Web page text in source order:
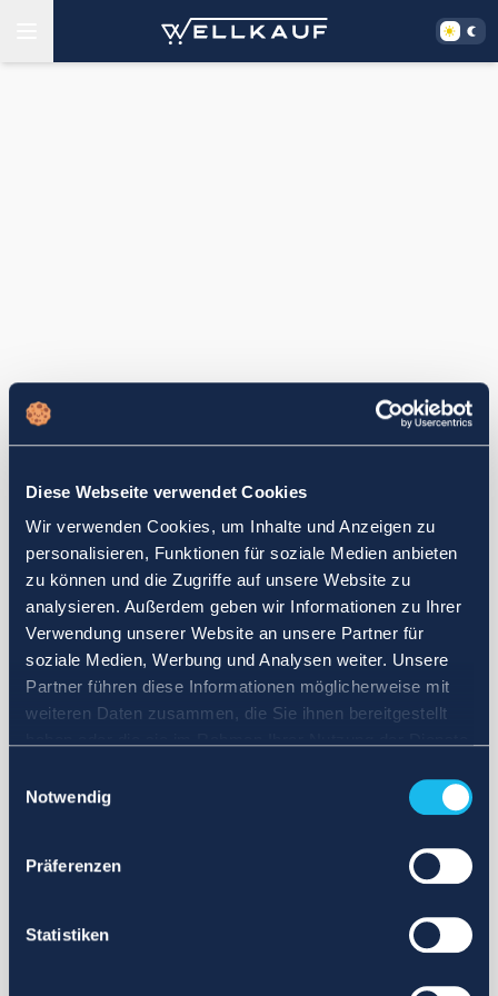
Diese Webseite verwendet Cookies
Wir verwenden Cookies, um Inhalte und Anzeigen zu
personalisieren, Funktionen für soziale Medien anbieten
zu können und die Zugriffe auf unsere Website zu
analysieren. Außerdem geben wir Informationen zu Ihrer
Verwendung unserer Website an unsere Partner für
soziale Medien, Werbung und Analysen weiter. Unsere
Partner führen diese Informationen möglicherweise mit
weiteren Daten zusammen, die Sie ihnen bereitgestellt
Notwendig
Präferenzen
Statistiken